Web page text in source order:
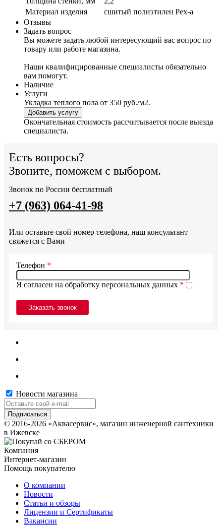
Материал изделия
сшитый полиэтилен Pex-a
Отзывы
Задать вопрос
Вы можете задать любой интересующий вас вопрос по
товару или работе магазина.
Наши квалифицированные специалисты обязательно
вам помогут.
Наличие
Услуги
Укладка теплого пола от 350 руб./м2.
Добавить услугу
Окончательная стоимость рассчитывается после выезда
специалиста.
Есть вопросы?
Звоните, поможем с выбором.
Звонок по России бесплатный
+7 (963) 064-41-98
Или оставьте свой номер телефона, наш консультант
свяжется с Вами
Я согласен на обработку персональных данных *
Телефон *
Новости магазина
© 2016-2026 «Аквасервис», магазин инженерной сантехники
в Ижевске
Компания
Интернет-магазин
Помощь покупателю
О компании
Новости
Статьи и обзоры
Лицензии и Сертификаты
Вакансии